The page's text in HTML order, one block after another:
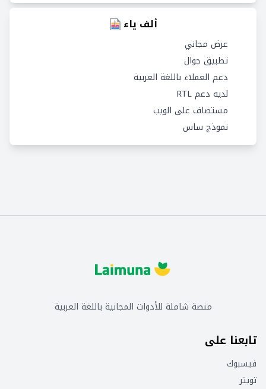
ألف ياء
عرض مجاني
تطبيق جوال
دعم العملاء باللغة العربية
لديه دعم RTL
مستضاف على الويب
نموذج ساس
منصة شاملة للأدوات المجانية باللغة العربية
تابعنا على
فيسبوك
تويتر